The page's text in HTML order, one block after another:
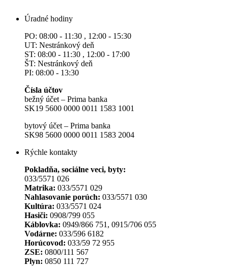
Úradné hodiny
PO: 08:00 - 11:30 , 12:00 - 15:30
UT: Nestránkový deň
ST: 08:00 - 11:30 , 12:00 - 17:00
ŠT: Nestránkový deň
PI: 08:00 - 13:30
Čísla účtov
bežný účet – Prima banka
SK19 5600 0000 0011 1583 1001
bytový účet – Prima banka
SK98 5600 0000 0011 1583 2004
Rýchle kontakty
Pokladňa, sociálne veci, byty:
033/5571 026
Matrika: 033/5571 029
Nahlasovanie porúch: 033/5571 030
Kultúra: 033/5571 024
Hasiči: 0908/799 055
Káblovka: 0949/866 751, 0915/706 055
Vodárne: 033/596 6182
Horúcovod: 033/59 72 955
ZSE: 0800/111 567
Plyn: 0850 111 727